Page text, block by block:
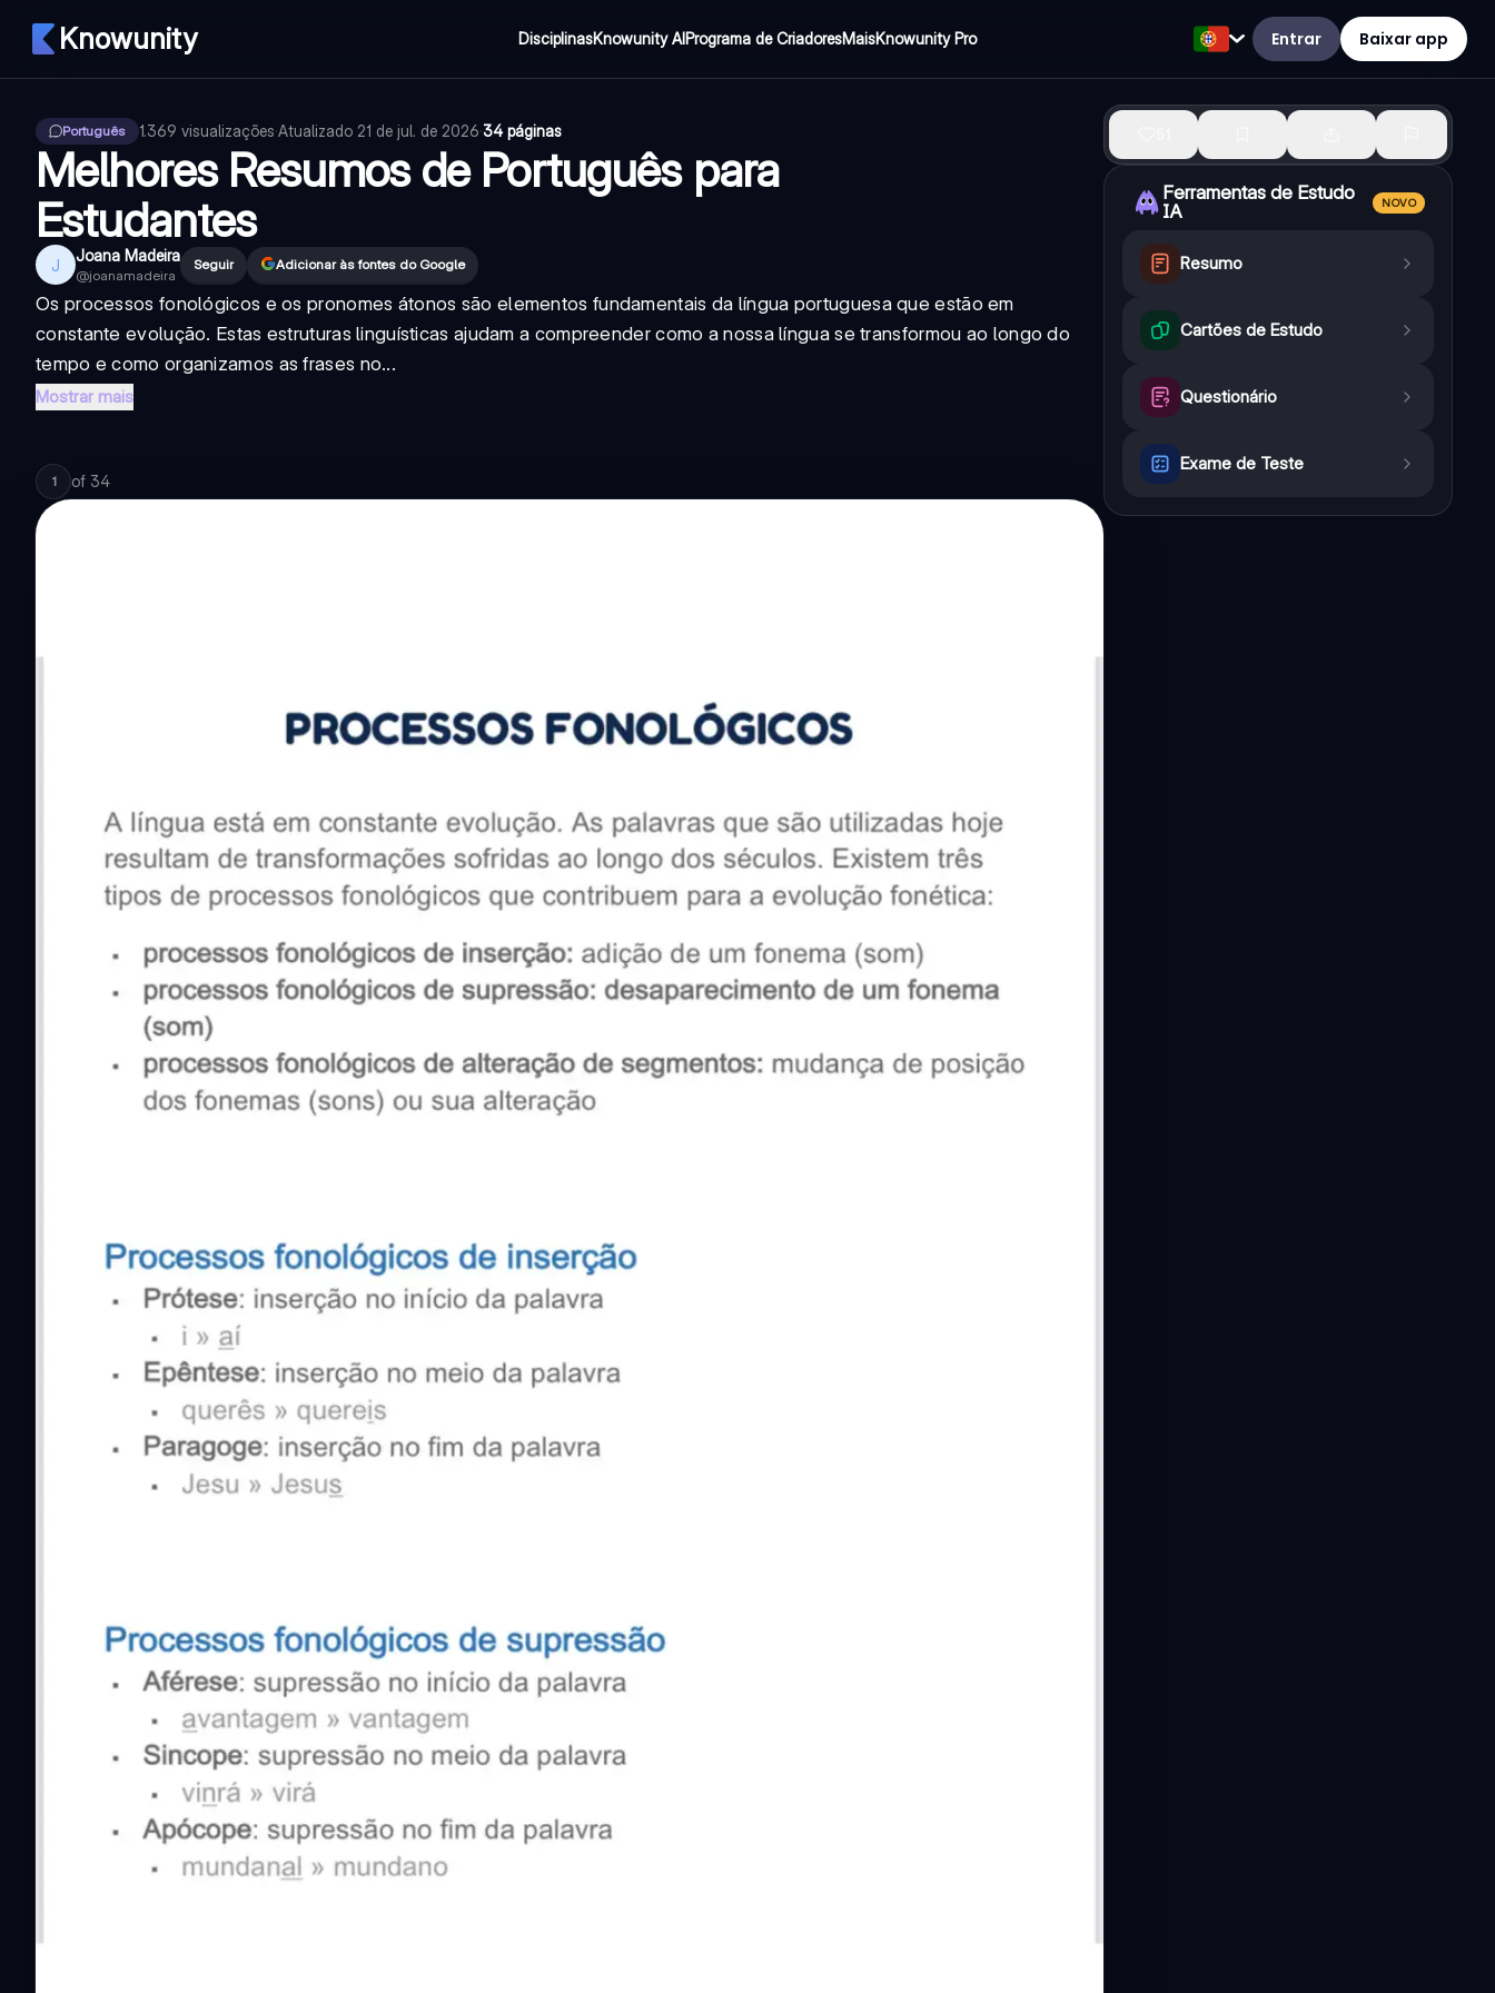
Knowunity DisciplinasKnowunity AIPrograma de CriadoresMaisKnowunity Pro Entrar Baixar app
Português 1.369 visualizações·Atualizado 21 de jul. de 2026·34 páginas
Melhores Resumos de Português para
Estudantes
J Joana Madeira
@joanamadeira
Seguir Adicionar às fontes do Google
Os processos fonológicos e os pronomes átonos são elementos fundamentais da língua portuguesa que estão em
constante evolução. Estas estruturas linguísticas ajudam a compreender como a nossa língua se transformou ao longo do
tempo e como organizamos as frases no...
Mostrar mais
1 of 34
Ferramentas de Estudo
IA
NOVO
Resumo
Cartões de Estudo
Questionário
Exame de Teste